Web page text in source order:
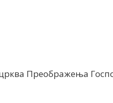
Преображења